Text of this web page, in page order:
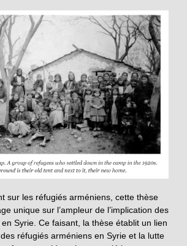
sur les réfugiés arméniens, cette thèse
unique sur l’ampleur de l’implication des
Syrie. Ce faisant, la thèse établit un lien
réfugiés arméniens en Syrie et la lutte